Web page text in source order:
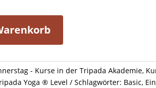
- Kurse in der Tripada Akademie,
Yoga ® Level Schlagwörter: Basic,